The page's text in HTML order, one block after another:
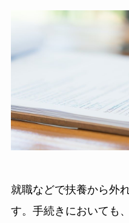
就職などで扶養から外
す。手続きにおいても